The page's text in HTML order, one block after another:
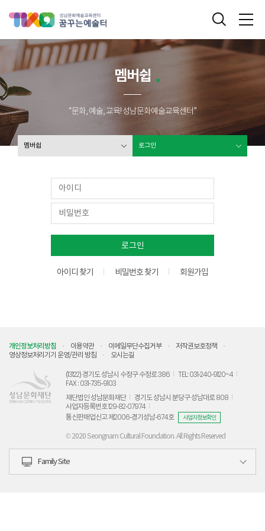
통합검색
멤버쉽
“문화, 예술, 교육! 성남문화예술교육센터”
멤버쉽 로그인
아이디 찾기 비밀번호 찾기 회원가입
개인정보처리방침 이용약관 이메일무단수집거부
저작권보호정책
영상정보처리기기 운영/관리 방침
오시는길
(13122) 경기도 성남시 수정구 수정로 386
TEL: 031-240-9120~4
FAX : 031-735-9103
재단법인 성남문화재단
경기도 성남시 분당구 성남대로 808
사업자등록번호 129-82-07974
통신판매업신고 제2006-경기성남-674호
사업자정보확인
© 2020 Seongnam Cultural Foundation. All Rights Reserved
Family Site